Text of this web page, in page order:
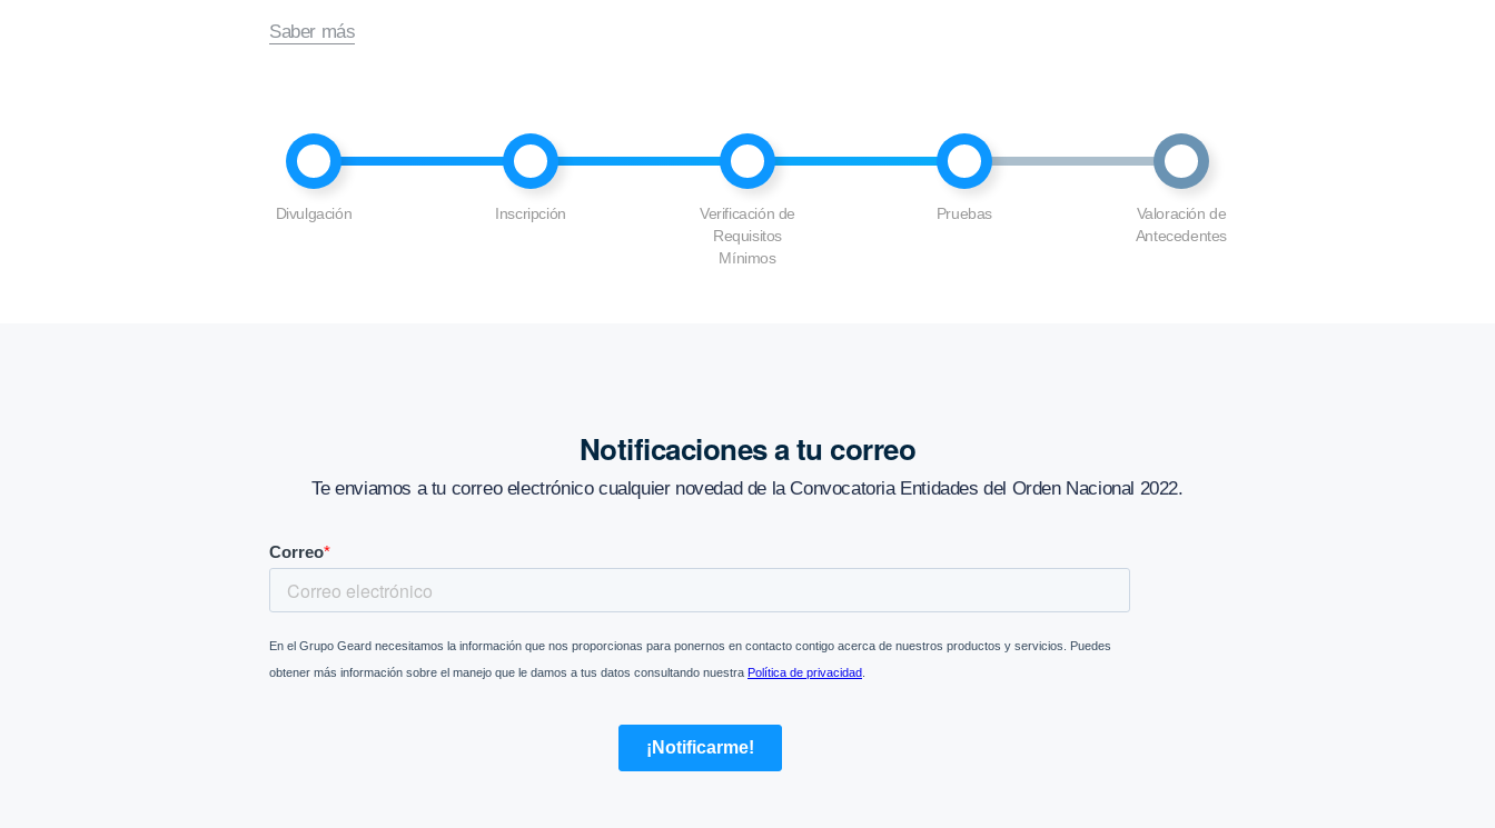
Saber más
Divulgación Inscripción
Verificación de
Requisitos
Mínimos
Pruebas
Valoración de
Antecedentes
Notificaciones a tu correo
Te enviamos a tu correo electrónico cualquier novedad de la Convocatoria Entidades del Orden Nacional 2022.